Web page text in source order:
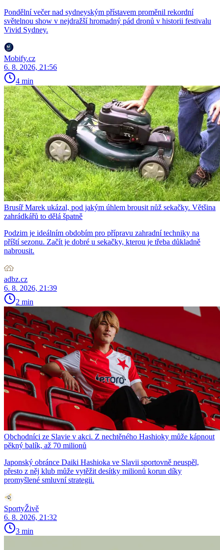
Pondělní večer nad sydneyským přístavem proměnil rekordní
světelnou show v nejdražší hromadný pád dronů v historii festivalu
Vivid Sydney.
Mobify.cz
6. 8. 2026, 21:56
4 min
Brusíř Marek ukázal, pod jakým úhlem brousit nůž sekačky. Většina
zahrádkářů to dělá špatně
Podzim je ideálním obdobím pro přípravu zahradní techniky na
příští sezonu. Začít je dobré u sekačky, kterou je třeba důkladně
nabrousit.
adbz.cz
6. 8. 2026, 21:39
2 min
Obchodníci ze Slavie v akci. Z nechtěného Hashioky může kápnout
pěkný balík, až 70 milionů
Japonský obránce Daiki Hashioka ve Slavii sportovně neuspěl,
přesto z něj klub může vytěžit desítky milionů korun díky
promyšlené smluvní strategii.
SportyŽivě
6. 8. 2026, 21:32
3 min